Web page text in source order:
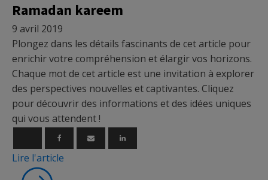
Ramadan kareem
9 avril 2019
Plongez dans les détails fascinants de cet article pour
enrichir votre compréhension et élargir vos horizons.
Chaque mot de cet article est une invitation à explorer
des perspectives nouvelles et captivantes. Cliquez
pour découvrir des informations et des idées uniques
qui vous attendent !
Lire l'article